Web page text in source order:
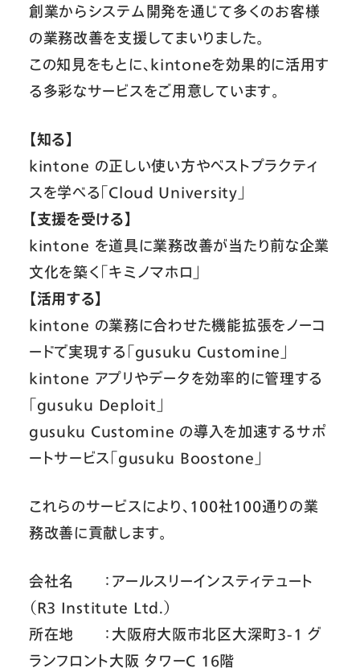
創業からシステム開発を通じて多くのお客様
の業務改善を支援してまいりました。
この知見をもとに、kintoneを効果的に活用す
る多彩なサービスをご用意しています。
【知る】
kintone の正しい使い方やベストプラクティ
スを学べる「Cloud University」
【支援を受ける】
kintone を道具に業務改善が当たり前な企業
文化を築く「キミノマホロ」
【活用する】
kintone の業務に合わせた機能拡張をノーコ
ードで実現する「gusuku Customine」
kintone アプリやデータを効率的に管理する
「gusuku Deploit」
gusuku Customine の導入を加速するサポ
ートサービス「gusuku Boostone」
これらのサービスにより、100社100通りの業
務改善に貢献します。
会社名 ：アールスリーインスティテュート
（R3 Institute Ltd.）
所在地 ：大阪府大阪市北区大深町3-1 グ
ランフロント大阪 タワーC 16階